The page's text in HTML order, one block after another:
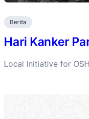
Berita
Hari Kanker
Local Initiative for